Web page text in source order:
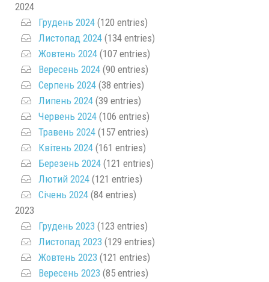
2024
Грудень 2024 (120 entries)
Листопад 2024 (134 entries)
Жовтень 2024 (107 entries)
Вересень 2024 (90 entries)
Серпень 2024 (38 entries)
Липень 2024 (39 entries)
Червень 2024 (106 entries)
Травень 2024 (157 entries)
Квітень 2024 (161 entries)
Березень 2024 (121 entries)
Лютий 2024 (121 entries)
Січень 2024 (84 entries)
2023
Грудень 2023 (123 entries)
Листопад 2023 (129 entries)
Жовтень 2023 (121 entries)
Вересень 2023 (85 entries)